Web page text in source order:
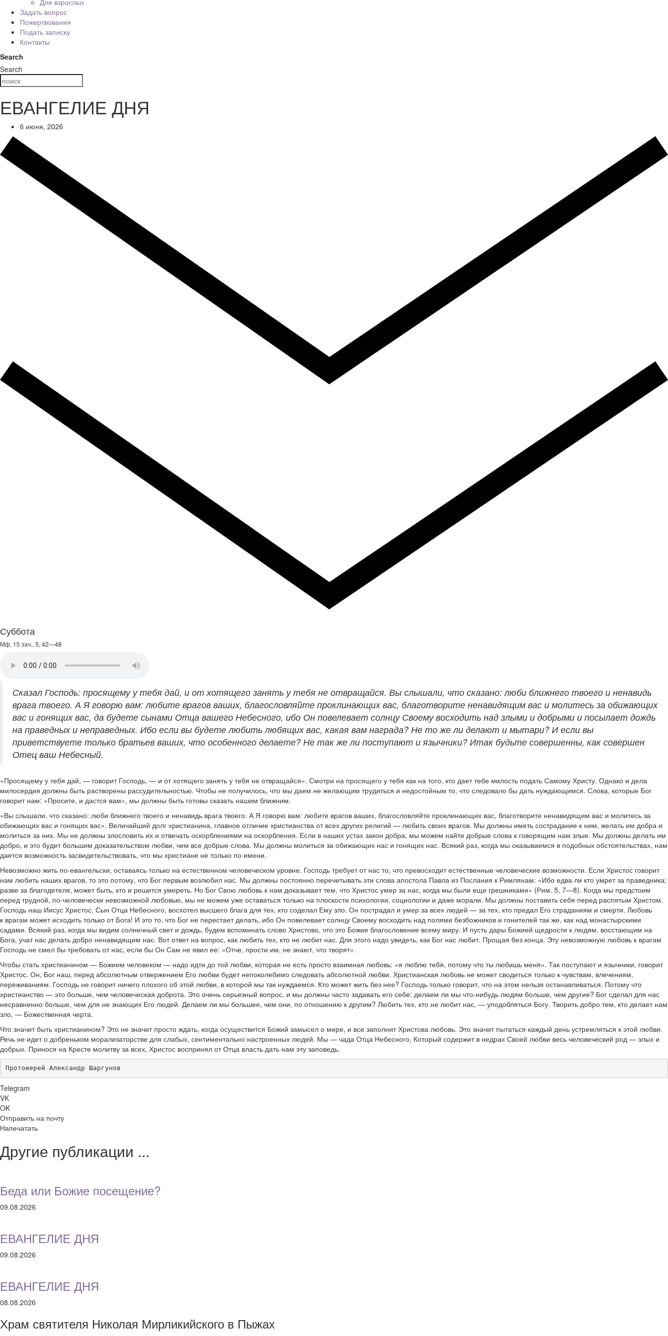
Для взрослых
Задать вопрос
Пожертвования
Подать записку
Контакты
Search
Search
ЕВАНГЕЛИЕ ДНЯ
6 июня, 2026
Суббота
Мф, 15 зач., 5, 42—48
Сказал Господь: просящему у тебя дай, и от хотящего занять у тебя не отвращайся. Вы слышали, что сказано: люби ближнего твоего и ненавидь
врага твоего. А Я говорю вам: любите врагов ваших, благословляйте проклинающих вас, благотворите ненавидящим вас и молитесь за обижающих
вас и гонящих вас, да будете сынами Отца вашего Небесного, ибо Он повелевает солнцу Своему восходить над злыми и добрыми и посылает дождь
на праведных и неправедных. Ибо если вы будете любить любящих вас, какая вам награда? Не то же ли делают и мытари? И если вы
приветствуете только братьев ваших, что особенного делаете? Не так же ли поступают и язычники? Итак будьте совершенны, как совершен
Отец ваш Небесный.
«Просящему у тебя дай, — говорит Господь, — и от хотящего занять у тебя не отвращайся». Смотри на просящего у тебя как на того, кто дает тебе милость подать Самому Христу. Однако и дела
милосердия должны быть растворены рассудительностью. Чтобы не получилось, что мы даем не желающим трудиться и недостойным то, что следовало бы дать нуждающимся. Слова, которые Бог
говорит нам: «Просите, и дастся вам», мы должны быть готовы сказать нашим ближним.
«Вы слышали, что сказано: люби ближнего твоего и ненавидь врага твоего. А Я говорю вам: любите врагов ваших, благословляйте проклинающих вас, благотворите ненавидящим вас и молитесь за
обижающих вас и гонящих вас». Величайший долг христианина, главное отличие христианства от всех других религий — любить своих врагов. Мы должны иметь сострадание к ним, желать им добра и
молиться за них. Мы не должны злословить их и отвечать оскорблениями на оскорбления. Если в наших устах закон добра, мы можем найти добрые слова к говорящим нам злые. Мы должны делать им
добро, и это будет большим доказательством любви, чем все добрые слова. Мы должны молиться за обижающих нас и гонящих нас. Всякий раз, когда мы оказываемся в подобных обстоятельствах, нам
дается возможность засвидетельствовать, что мы христиане не только по имени.
Невозможно жить по-евангельски, оставаясь только на естественном человеческом уровне. Господь требует от нас то, что превосходит естественные человеческие возможности. Если Христос говорит
нам любить наших врагов, то это потому, что Бог первым возлюбил нас. Мы должны постоянно перечитывать эти слова апостола Павла из Послания к Римлянам: «Ибо едва ли кто умрет за праведника;
разве за благодетеля, может быть, кто и решится умереть. Но Бог Свою любовь к нам доказывает тем, что Христос умер за нас, когда мы были еще грешниками» (Рим. 5, 7—8). Когда мы предстоим
перед трудной, по-человечески невозможной любовью, мы не можем уже оставаться только на плоскости психологии, социологии и даже морали. Мы должны поставить себя перед распятым Христом.
Господь наш Иисус Христос, Сын Отца Небесного, восхотел высшего блага для тех, кто соделал Ему зло. Он пострадал и умер за всех людей — за тех, кто предал Его страданиям и смерти. Любовь
к врагам может исходить только от Бога! И это то, что Бог не перестает делать, ибо Он повелевает солнцу Своему восходить над полями безбожников и гонителей так же, как над монастырскими
садами. Всякий раз, когда мы видим солнечный свет и дождь, будем вспоминать слово Христово, что это Божие благословение всему миру. И пусть дары Божией щедрости к людям, восстающим на
Бога, учат нас делать добро ненавидящим нас. Вот ответ на вопрос, как любить тех, кто не любит нас. Для этого надо увидеть, как Бог нас любит. Прощая без конца. Эту невозможную любовь к врагам
Господь не смел бы требовать от нас, если бы Он Сам не явил ее: «Отче, прости им, не знают, что творят».
Чтобы стать христианином — Божиим человеком — надо идти до той любви, которая не есть просто взаимная любовь: «я люблю тебя, потому что ты любишь меня». Так поступают и язычники, говорит
Христос. Он, Бог наш, перед абсолютным отвержением Его любви будет непоколебимо следовать абсолютной любви. Христианская любовь не может сводиться только к чувствам, влечениям,
переживаниям. Господь не говорит ничего плохого об этой любви, в которой мы так нуждаемся. Кто может жить без нее? Господь только говорит, что на этом нельзя останавливаться. Потому что
христианство — это больше, чем человеческая доброта. Это очень серьезный вопрос, и мы должны часто задавать его себе: делаем ли мы что-нибудь людям больше, чем другие? Бог сделал для нас
несравненно больше, чем для не знающих Его людей. Делаем ли мы большее, чем они, по отношению к другим? Любить тех, кто не любит нас, — уподобляться Богу. Творить добро тем, кто делает нам
зло, — Божественная черта.
Что значит быть христианином? Это не значит просто ждать, когда осуществится Божий замысел о мире, и все заполнит Христова любовь. Это значит пытаться каждый день устремляться к этой любви.
Речь не идет о добреньком морализаторстве для слабых, сентиментально настроенных людей. Мы — чада Отца Небесного, Который содержит в недрах Своей любви весь человеческий род — злых и
добрых. Принося на Кресте молитву за всех, Христос воспринял от Отца власть дать нам эту заповедь.
Протоиерей Александр Шаргунов
Telegram
VK
OK
Отправить на почту
Напечатать
Другие публикации ...
Беда или Божие посещение?
09.08.2026
ЕВАНГЕЛИЕ ДНЯ
09.08.2026
ЕВАНГЕЛИЕ ДНЯ
08.08.2026
Храм святителя Николая Мирликийского в Пыжах